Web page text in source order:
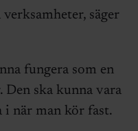
säger
fungera som en
Den ska kunna vara
i när man kör fast.